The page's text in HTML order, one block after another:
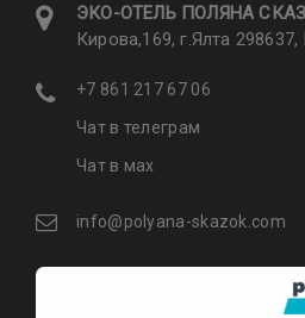
ЭКО-ОТЕЛЬ ПОЛЯНА
Кирова,169, г.Ялта
+7 861 217 67 06
Чат в телеграм
Чат в мах
info@polyana-skazok.com